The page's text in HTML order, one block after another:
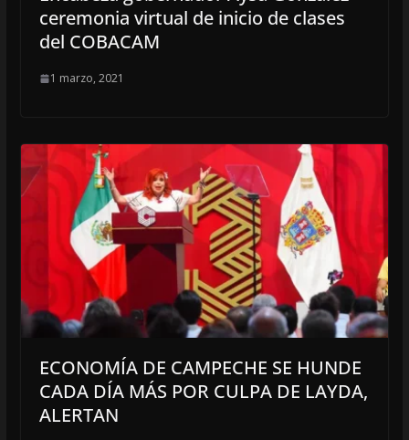
ceremonia virtual de inicio de clases
del COBACAM
1 marzo, 2021
ECONOMÍA DE CAMPECHE SE HUNDE
CADA DÍA MÁS POR CULPA DE LAYDA,
ALERTAN